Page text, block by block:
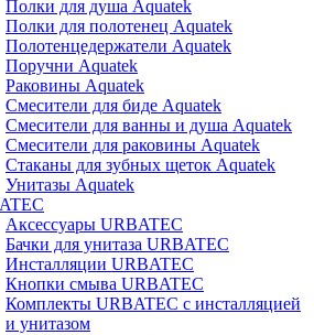
Полки для душа Aquatek
Полки для полотенец Aquatek
Полотенцедержатели Aquatek
Поручни Aquatek
Раковины Aquatek
Смесители для биде Aquatek
Смесители для ванны и душа Aquatek
Смесители для раковины Aquatek
Стаканы для зубных щеток Aquatek
Унитазы Aquatek
Аксессуары URBATEC
Бачки для унитаза URBATEC
Инсталляции URBATEC
Кнопки смыва URBATEC
Комплекты URBATEC с инсталляцией
и унитазом